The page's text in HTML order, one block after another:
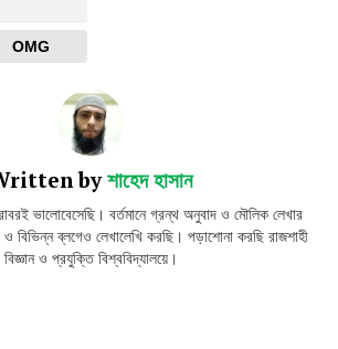
OMG
byশাহেদ হাসান
ভালোবেসেছি। বর্তমানে গ্রন্থ অনুবাদ ও মৌলিক লেখার
ও বিভিন্ন ব্লগেও লেখালেখি করছি। পড়াশোনা করছি রাজশাহী
বিজ্ঞান ও প্রযুক্তি বিশ্ববিদ্যালয়ে।